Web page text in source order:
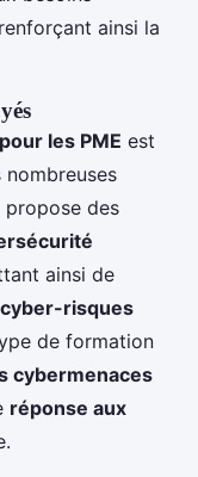
ainsi la
les PME est
propose des
ainsi de
cyber-risques
de formation
cybermenaces
réponse aux